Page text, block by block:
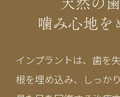
噛み心地を
インプラントは、歯を
根を埋め込み、しっか